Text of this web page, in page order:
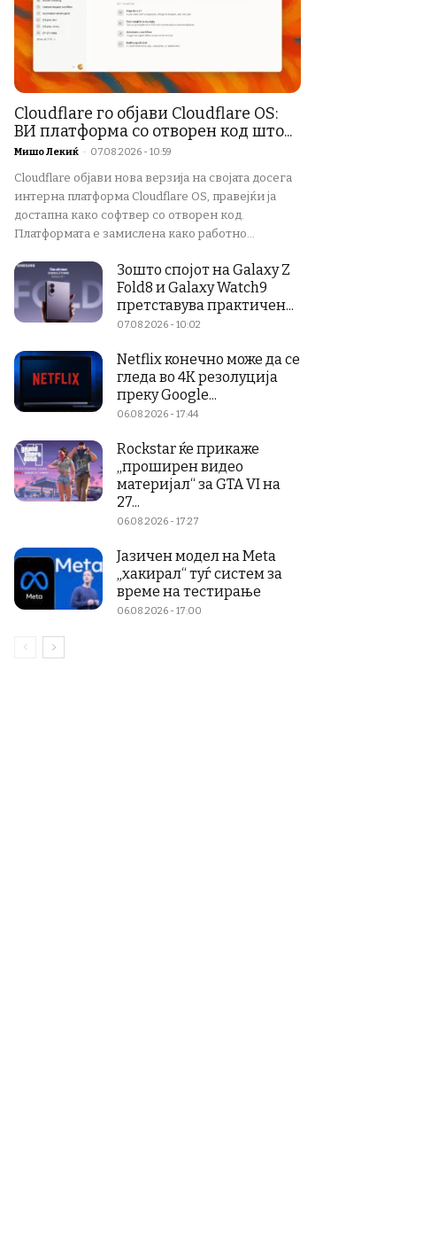
Cloudflare го објави Cloudflare OS:
ВИ платформа со отворен код што...
Мишо Лекиќ - 07.08.2026 - 10:59
Cloudflare објави нова верзија на својата досега
интерна платформа Cloudflare OS, правејќи ја
достапна како софтвер со отворен код.
Платформата е замислена како работно...
Зошто спојот на Galaxy Z
Fold8 и Galaxy Watch9
претставува практичен...
07.08.2026 - 10:02
Netflix конечно може да се
гледа во 4K резолуција
преку Google...
06.08.2026 - 17:44
Rockstar ќе прикаже
„проширен видео
материјал“ за GTA VI на
27...
06.08.2026 - 17:27
Јазичен модел на Meta
„хакирал“ туѓ систем за
време на тестирање
06.08.2026 - 17:00